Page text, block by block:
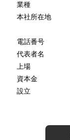
業種
本社所在地
電話番号
代表者名
上場
資本金
設立